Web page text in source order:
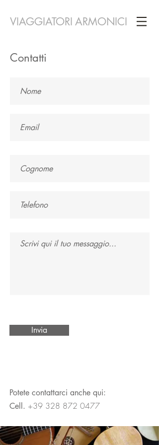
VIAGGIATORI ARMONICI
Contatti
Invia
Potete contattarci anche qui:
Cell. +39 328 872 0477